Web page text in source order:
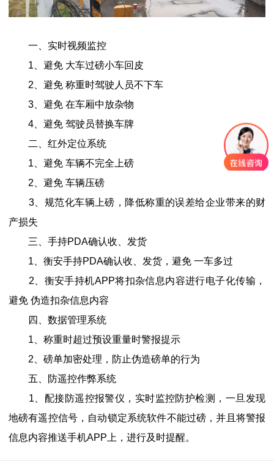
一、实时视频监控
1、避免 大车过磅小车回皮
2、避免 称重时驾驶人员不下车
3、避免 在车厢中放杂物
4、避免 驾驶员替换车牌
二、红外定位系统
1、避免 车辆不完全上磅
2、避免 车辆压磅
3、规范化车辆上磅，降低称重的误差给企业带来的财
产损失
三、手持PDA确认收、发货
1、衡安手持PDA确认收、发货，避免 一车多过
2、衡安手持机APP将扣杂信息内容进行电子化传输，
避免 伪造扣杂信息内容
四、数据管理系统
1、称重时超过预设重量时警报提示
2、磅单加密处理，防止伪造磅单的行为
五、防遥控作弊系统
1、配接防遥控报警仪，实时监控防护检测，一旦发现
地磅有遥控信号，自动锁定系统软件不能过磅，并且将警报
信息内容推送手机APP上，进行及时提醒。